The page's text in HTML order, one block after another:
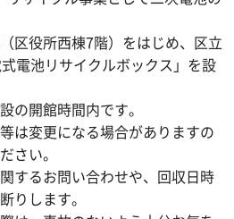
区役所西棟7階）をはじめ、区立
電池リサイクルボックス」を設
の開館時間内です。
は変更になる場合がありますの
さい。
するお問い合わせや、回収日時
りします。